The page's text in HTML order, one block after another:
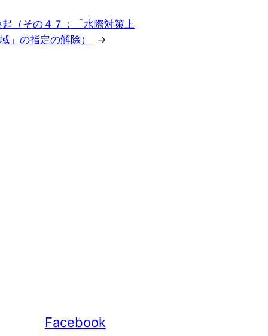
（その４７：「水際対策上
」の指定の解除）
→
Facebook